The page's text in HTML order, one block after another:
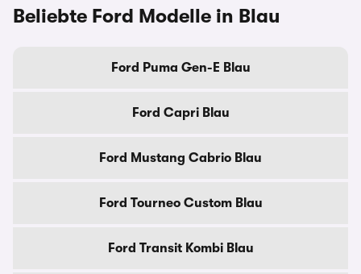
Beliebte Ford Modelle in Blau
Ford Puma Gen-E Blau
Ford Capri Blau
Ford Mustang Cabrio Blau
Ford Tourneo Custom Blau
Ford Transit Kombi Blau